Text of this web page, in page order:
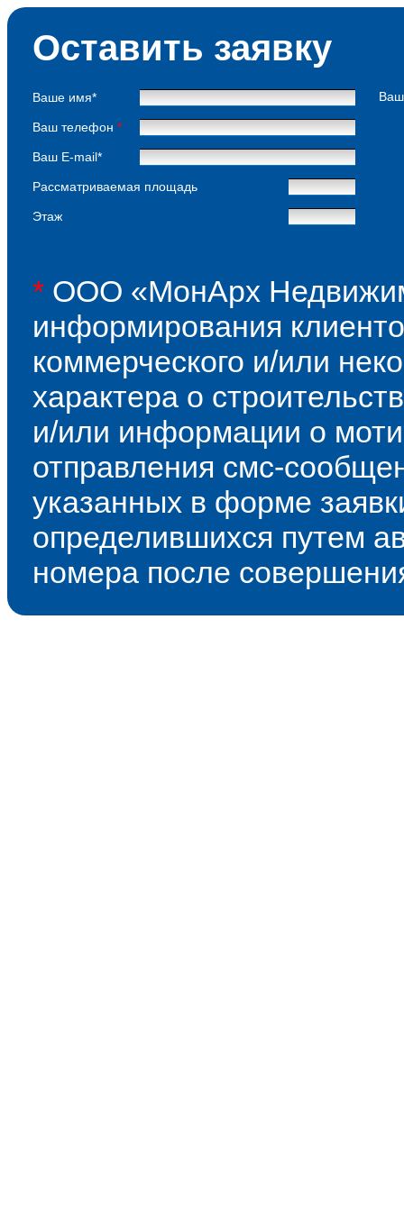
Оставить заявку
Ваше имя*
Ваш телефон *
Ваш E-mail*
Рассматриваемая площадь
Этаж
* ООО «МонАрх
информирования
коммерческого и/или
характера о
и/или информации о
отправления смс-
указанных в форме
определившихся путем
номера после